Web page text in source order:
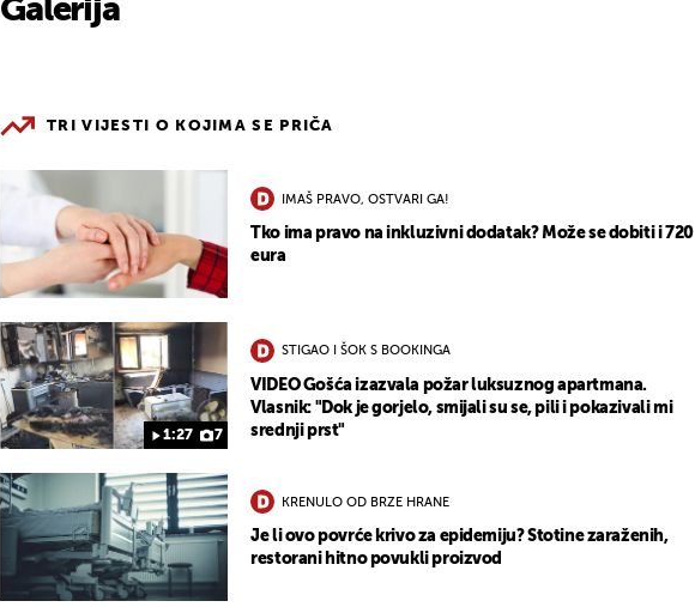
Galerija
TRI VIJESTI O KOJIMA SE PRIČA
IMAŠ PRAVO, OSTVARI GA!
Tko ima pravo na inkluzivni dodatak? Može se dobiti i 720
eura
1:27 7
STIGAO I ŠOK S BOOKINGA
VIDEO Gošća izazvala požar luksuznog apartmana.
Vlasnik: "Dok je gorjelo, smijali su se, pili i pokazivali mi
srednji prst"
KRENULO OD BRZE HRANE
Je li ovo povrće krivo za epidemiju? Stotine zaraženih,
restorani hitno povukli proizvod